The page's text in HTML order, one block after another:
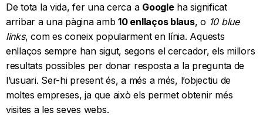
De tota la vida, fer una cerca a Googleha significat
arribar a una pàgina amb10 enllaços blaus, o 10 blue
links, com es coneix popularment en línia. Aquests
enllaços sempre han sigut, segons el cercador, els millors
resultats possibles per donar resposta a la pregunta de
l’usuari. Ser-hi present és, a més a més, l’objectiu de
moltes empreses, ja que això els permet obtenir més
visites a les seves webs.